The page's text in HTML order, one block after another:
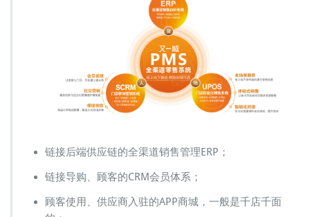
链接后端供应链的全渠道销售管理ERP；
链接导购、顾客的CRM会员体系；
顾客使用、供应商入驻的APP商城，一般是千店千面